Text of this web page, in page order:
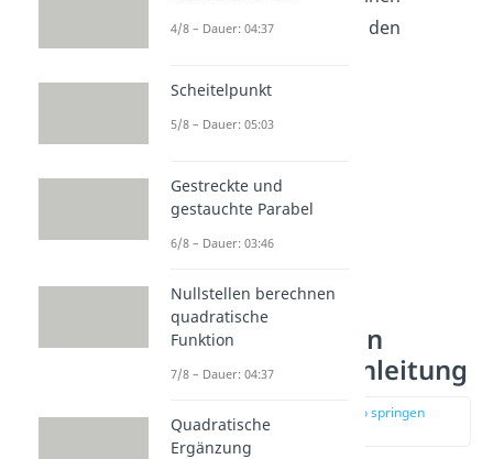
gemeinsamen Punkt, den
Lagebeziehungen
bestimmen — Anleitung
zur Stelle im Video springen
(01:07)
4/8 – Dauer: 04:37
Scheitelpunkt
5/8 – Dauer: 05:03
Gestreckte und
gestauchte Parabel
6/8 – Dauer: 03:46
Nullstellen berechnen
quadratische
Funktion
7/8 – Dauer: 04:37
Quadratische
Ergänzung